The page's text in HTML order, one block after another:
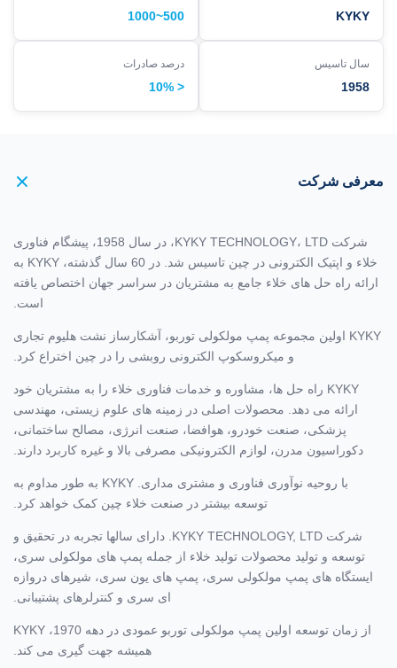
KYKY
500~1000
سال تاسیس
1958
درصد صادرات
< 10%
معرفی شرکت
شرکت KYKY TECHNOLOGY، LTD، در سال 1958، پیشگام فناوری
خلاء و اپتیک الکترونی در چین تاسیس شد. در 60 سال گذشته، KYKY به
ارائه راه حل های خلاء جامع به مشتریان در سراسر جهان اختصاص یافته
است.
KYKY اولین مجموعه پمپ مولکولی توربو، آشکارساز نشت هلیوم تجاری
و میکروسکوپ الکترونی روبشی را در چین اختراع کرد.
KYKY راه حل ها، مشاوره و خدمات فناوری خلاء را به مشتریان خود
ارائه می دهد. محصولات اصلی در زمینه های علوم زیستی، مهندسی
پزشکی، صنعت خودرو، هوافضا، صنعت انرژی، مصالح ساختمانی،
دکوراسیون مدرن، لوازم الکترونیکی مصرفی بالا و غیره کاربرد دارند.
با روحیه نوآوری فناوری و مشتری مداری. KYKY به طور مداوم به
توسعه بیشتر در صنعت خلاء چین کمک خواهد کرد.
شرکت KYKY TECHNOLOGY, LTD. دارای سالها تجربه در تحقیق و
توسعه و تولید محصولات تولید خلاء از جمله پمپ های مولکولی سری،
ایستگاه های پمپ مولکولی سری، پمپ های یون سری، شیرهای دروازه
ای سری و کنترلرهای پشتیبانی.
از زمان توسعه اولین پمپ مولکولی توربو عمودی در دهه 1970، KYKY
همیشه جهت گیری می کند.